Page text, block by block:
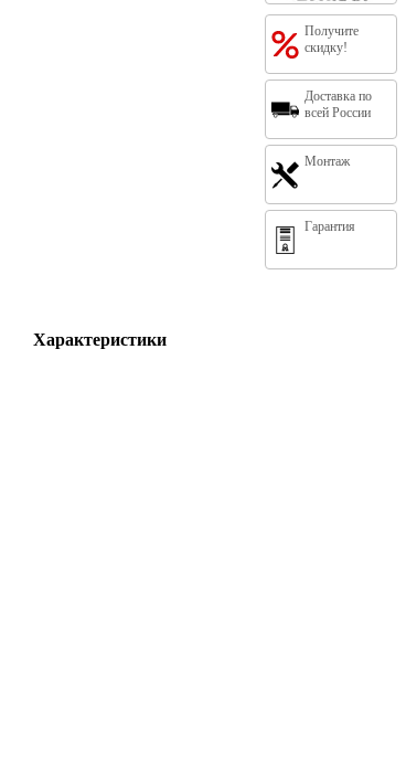
Получите
скидку!
Доставка по
всей России
Монтаж
Гарантия
Характеристики